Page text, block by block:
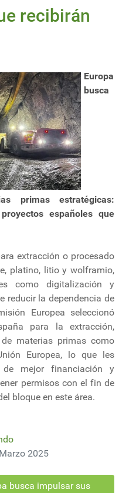
recibirán
Europa
busca
primas estratégicas:
españoles que
extracción o procesado
platino, litio y wolframio,
como digitalización y
reducir la dependencia de
Europea seleccionó
para la extracción,
materias primas como
Europea, lo que les
de mejor financiación y
permisos con el fin de
bloque en este área.
2025
busca impulsar sus